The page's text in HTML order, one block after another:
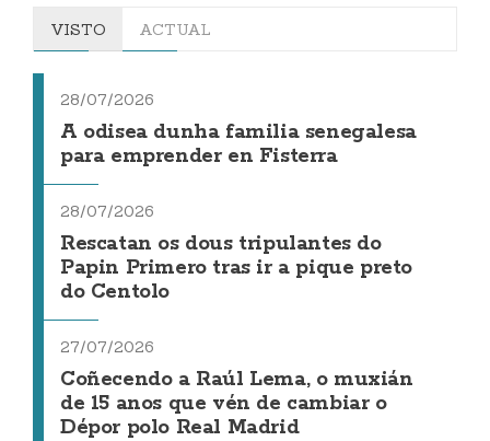
VISTO ACTUAL
28/07/2026
A odisea dunha familia senegalesa
para emprender en Fisterra
28/07/2026
Rescatan os dous tripulantes do
Papin Primero tras ir a pique preto
do Centolo
27/07/2026
Coñecendo a Raúl Lema, o muxián
de 15 anos que vén de cambiar o
Dépor polo Real Madrid